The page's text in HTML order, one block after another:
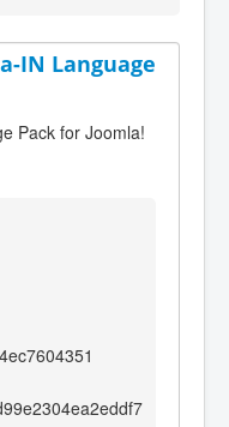
IN Language
Pack for Joomla!